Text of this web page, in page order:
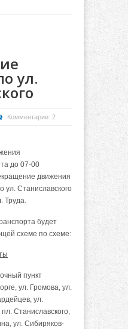
ул.
Комментарии: 2
до 07-00
движения
ул. Станиславского
Труда.
будет
схеме по схеме:
пункт
ул. Громова, ул.
ул.
Станиславского,
ул. Сибиряков-